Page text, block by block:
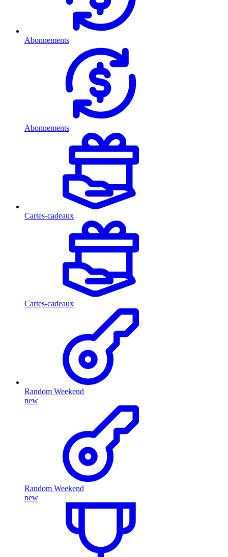
Abonnements
Abonnements
Cartes-cadeaux
Cartes-cadeaux
Random Weekend
new
Random Weekend
new